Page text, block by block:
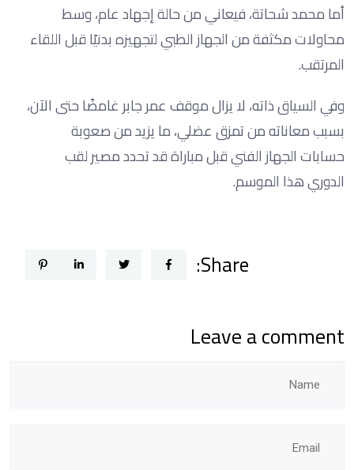
أما محمد شحاتة، فيعاني من حالة إجهاد عام، وسط
محاولات مكثفة من الجهاز الطبي لتجهيزه بدنيًا قبل اللقاء
المرتقب.
وفي السياق ذاته، لا يزال موقف عمر جابر غامضًا حتى الآن،
بسبب معاناته من تمزق عضلي، ما يزيد من صعوبة
حسابات الجهاز الفني قبل مباراة قد تحدد مصير لقب
الدوري هذا الموسم.
Share:
Leave a comment